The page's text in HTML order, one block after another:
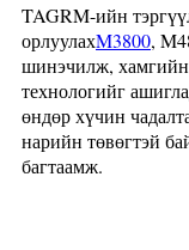
TAGRM-ийн
орлуулахM3800,
шинэчилж,
технологийг
өндөр хүчин
нарийн төвөгтэй
багтаамж.